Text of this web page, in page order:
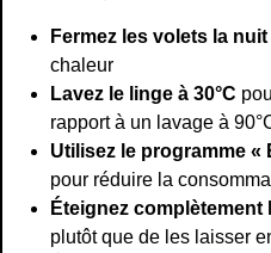
Fermez les volets la nuit
chaleur
Lavez le linge à 30°C
rapport à un lavage à
Utilisez le programme «
pour réduire la
Éteignez complètement
plutôt que de les laisser